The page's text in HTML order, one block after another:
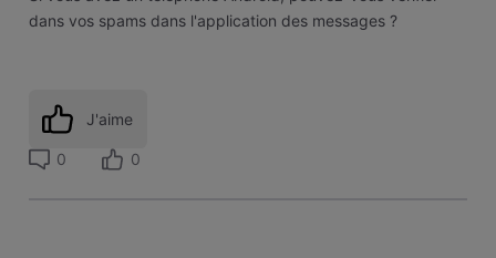
dans vos spams dans l'application des messages ?
J'aime
0 0